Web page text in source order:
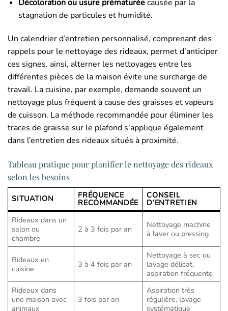
Décoloration ou usure prématuréecausée par la
stagnation de particules et humidité.
Un calendrier d’entretien personnalisé, comprenant des
rappels pour le nettoyage des rideaux, permet d’anticiper
ces signes. ainsi, alterner les nettoyages entre les
différentes pièces de la maison évite une surcharge de
travail. La cuisine, par exemple, demande souvent un
nettoyage plus fréquent à cause des graisses et vapeurs
de cuisson. La méthode recommandée pour éliminer les
traces de graisse sur le plafond s’applique également
dans l’entretien des rideaux situés à proximité.
Tableau pratique pour planifier le nettoyage des rideaux
selon les besoins
SITUATION FRÉQUENCE
RECOMMANDÉE
CONSEIL
D’ENTRETIEN
Rideaux dans un
salon ou
chambre
2 à 3 fois par an
Nettoyage machine
à laver ou pressing
Rideaux en
cuisine
3 à 4 fois par an
Nettoyage à sec ou
lavage délicat,
aspiration fréquente
Rideaux dans
une maison avec
animaux
3 fois par an
Aspiration très
régulière, lavage
systématique